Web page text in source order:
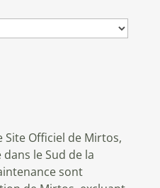
Site Officiel de Mirtos,
le Sud de la
sont